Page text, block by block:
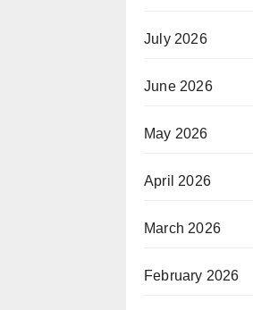
July 2026
June 2026
May 2026
April 2026
March 2026
February 2026